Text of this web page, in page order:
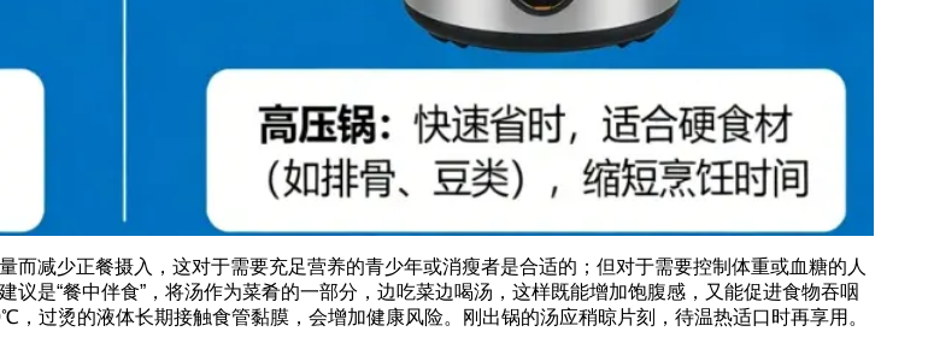
减少正餐摄入，这对于需要充足营养的青少年或消瘦者是合适的；但对于需要控制体重或血糖的人
是“餐中伴食”，将汤作为菜肴的一部分，边吃菜边喝汤，这样既能增加饱腹感，又能促进食物吞咽
过烫的液体长期接触食管黏膜，会增加健康风险。刚出锅的汤应稍晾片刻，待温热适口时再享用。